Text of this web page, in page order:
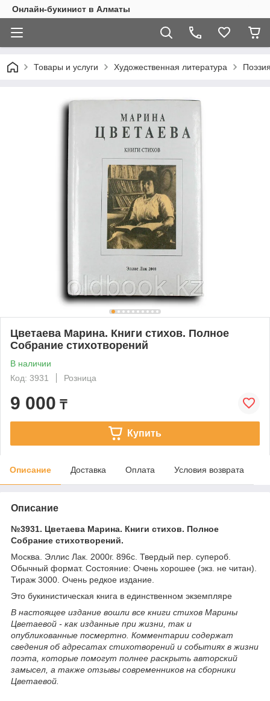
Онлайн-букинист в Алматы
Товары и услуги Художественная литература
Цветаева Марина. Книги стихов. Полное
Собрание стихотворений
В наличии
Код: 3931
Розница
9 000 ₸
Купить
Описание Доставка Оплата Условия возврата
Описание
№3931. Цветаева Марина. Книги стихов. Полное
Собрание стихотворений.
Москва. Эллис Лак. 2000г. 896с. Твердый пер. супероб.
Обычный формат. Состояние: Очень хорошее (экз. не читан).
Тираж 3000. Очень редкое издание.
Это букинистическая книга в единственном экземпляре
В настоящее издание вошли все книги стихов Марины
Цветаевой - как изданные при жизни, так и
опубликованные посмертно. Комментарии содержат
сведения об адресатах стихотворений и событиях в жизни
поэта, которые помогут полнее раскрыть авторский
замысел, а также отзывы современников на сборники
Цветаевой.